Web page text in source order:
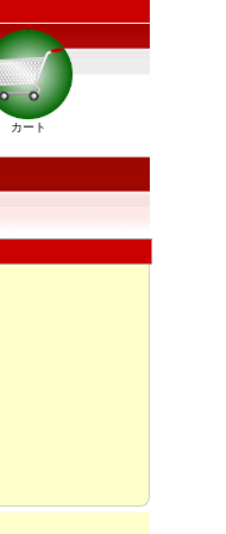
カート